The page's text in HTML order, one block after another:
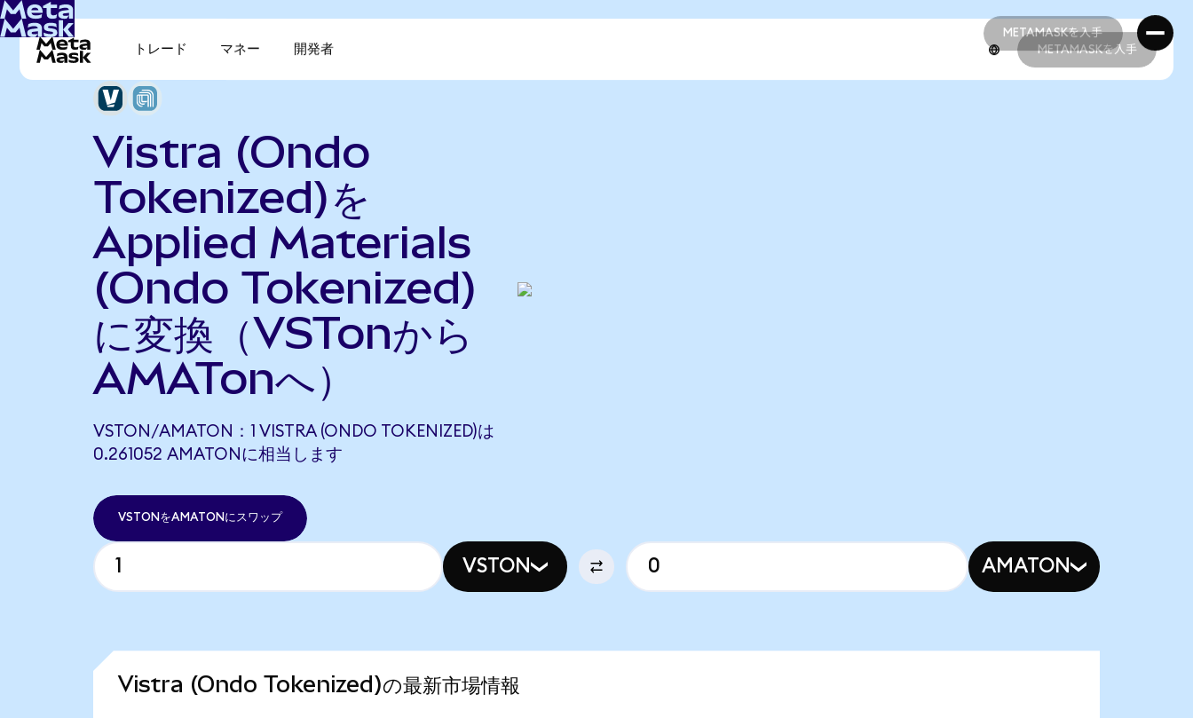
METAMASKを入手
METAMASKを入手
トレード マネー 開発者 METAMASKを入手
Vistra (Ondo
Tokenized)を
Applied Materials
(Ondo Tokenized)
に変換（VSTonから
AMATonへ）
VSTON/AMATON：1 VISTRA (ONDO TOKENIZED)は
0.261052 AMATONに相当します
VSTONをAMATONにスワップ
VSTON AMATON
Vistra (Ondo Tokenized)の最新市場情報